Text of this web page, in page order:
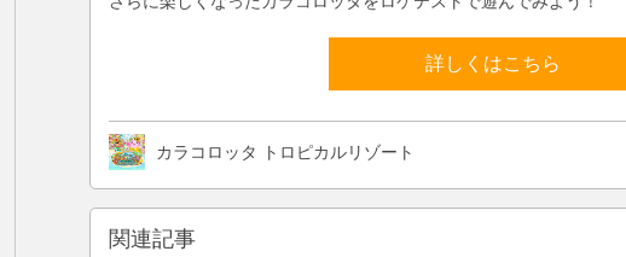
詳しくはこちら
カラコロッタ トロピカルリゾート
関連記事